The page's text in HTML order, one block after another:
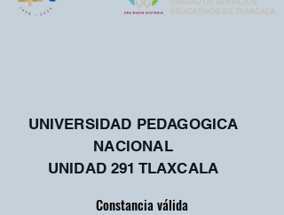
UNIVERSIDAD PEDAGOGICA
NACIONAL
UNIDAD 291 TLAXCALA
Constancia válida